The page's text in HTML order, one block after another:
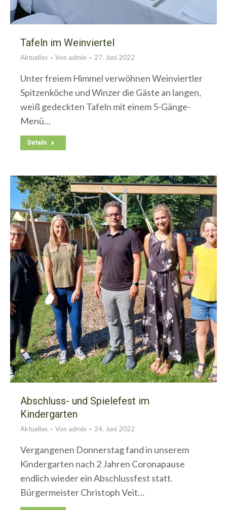
Tafeln im Weinviertel
Aktuelles Von admin 27. Juni 2022
Unter freiem Himmel verwöhnen Weinviertler
Spitzenköche und Winzer die Gäste an langen,
weiß gedeckten Tafeln mit einem 5-Gänge-
Menü…
Details
Abschluss- und Spielefest im
Kindergarten
Aktuelles Von admin 24. Juni 2022
Vergangenen Donnerstag fand in unserem
Kindergarten nach 2 Jahren Coronapause
endlich wieder ein Abschlussfest statt.
Bürgermeister Christoph Veit…